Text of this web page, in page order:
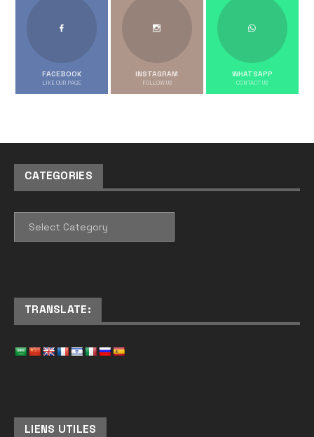
FACEBOOK
LIKE OUR PAGE
INSTAGRAM
FOLLOW US
WHATSAPP
CONTACT US
CATEGORIES
TRANSLATE:
LIENS UTILES